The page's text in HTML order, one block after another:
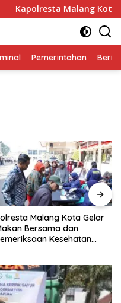
Silaturahmi ke PCNU,
Pemerintahan
Malang Kota Gelar
Bersama dan
Kesehatan